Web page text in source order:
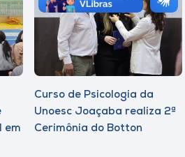
em
Curso de Psicologia da
Unoesc Joaçaba realiza 2ª
Cerimônia do Botton